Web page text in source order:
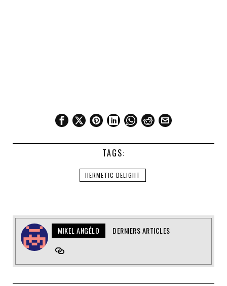
TAGS:
HERMETIC DELIGHT
MIKEL ANGÉLO DERNIERS ARTICLES